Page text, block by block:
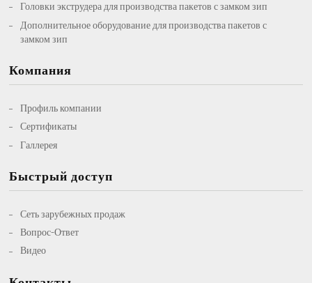
Головки экструдера для производства пакетов с замком зип
Дополнительное оборудование для производства пакетов с
замком зип
Компания
Профиль компании
Сертификаты
Галлерея
Быстрый доступ
Сеть зарубежных продаж
Вопрос-Ответ
Видео